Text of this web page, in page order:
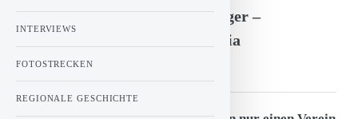
Im Interview mit Holger Stenger –
Vorstandssprecher von Viktoria
Aschaffenburg
INTERVIEWS
FOTOSTRECKEN
REGIONALE GESCHICHTE